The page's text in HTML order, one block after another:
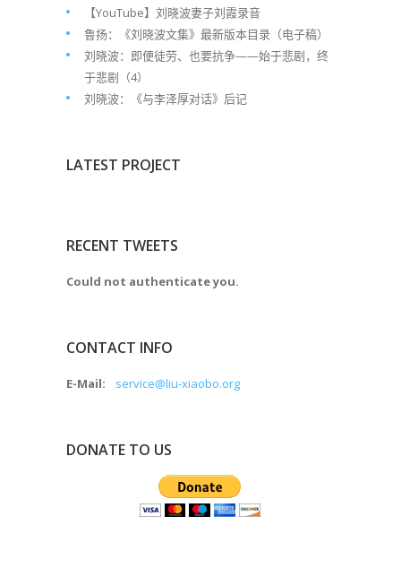
【YouTube】刘晓波妻子刘霞录音
鲁扬：《刘晓波文集》最新版本目录（电子稿）
刘晓波：即便徒劳、也要抗争——始于悲剧，终
于悲剧（4）
刘晓波：《与李泽厚对话》后记
LATEST PROJECT
RECENT TWEETS
Could not authenticate you.
CONTACT INFO
E-Mail: service@liu-xiaobo.org
DONATE TO US